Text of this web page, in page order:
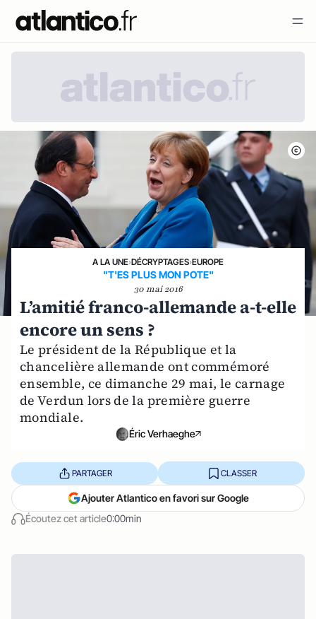
A LA UNE›DÉCRYPTAGES›EUROPE
"T'ES PLUS MON POTE"
30 mai 2016
L’amitié franco-allemande a-t-elle
encore un sens ?
Le président de la République et la
chancelière allemande ont commémoré
ensemble, ce dimanche 29 mai, le carnage
de Verdun lors de la première guerre
mondiale.
Éric Verhaeghe
Écoutez cet article0:00min
PARTAGER CLASSER
Ajouter Atlantico en favori sur Google